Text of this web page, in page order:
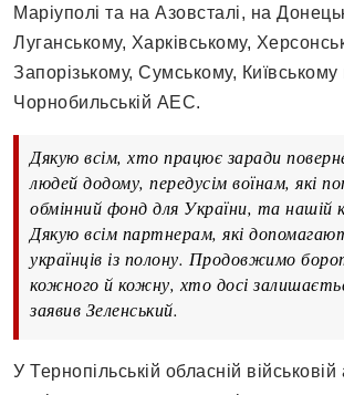
Маріуполі та на Азовсталі, на
Луганському, Харківському,
Запорізькому, Сумському,
Чорнобильській АЕС.
Дякую всім, хто працює заради
людей додому, передусім воїнам, які
обмінний фонд для України, та нашій
Дякую всім партнерам, які
українців із полону. Продовжимо
кожного й кожну, хто досі
заявив Зеленський.
У Тернопільській обласній військовій